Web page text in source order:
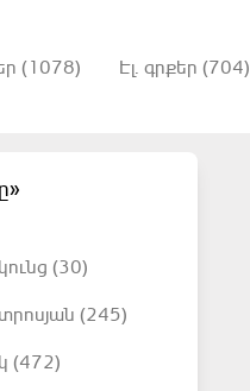
(1078) Էլ. գրքեր (704)
(30)
(245)
(472)